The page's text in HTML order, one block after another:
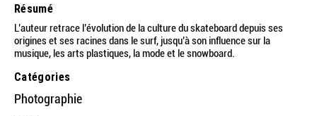
Résumé
L’auteur retrace l’évolution de la culture du skateboard depuis ses
origines et ses racines dans le surf, jusqu’à son influence sur la
musique, les arts plastiques, la mode et le snowboard.
Catégories
Photographie